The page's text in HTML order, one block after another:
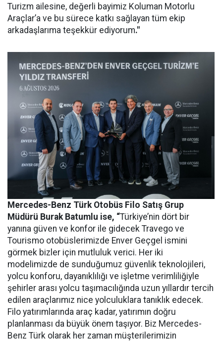
Turizm ailesine, değerli bayimiz Koluman Motorlu
Araçlar’a ve bu sürece katkı sağlayan tüm ekip
arkadaşlarıma teşekkür ediyorum."
Mercedes-Benz Türk Otobüs Filo Satış Grup
Müdürü Burak Batumlu ise, “Türkiye’nin dört bir
yanına güven ve konfor ile gidecek Travego ve
Tourismo otobüslerimizde Enver Geçgel ismini
görmek bizler için mutluluk verici. Her iki
modelimizde de sunduğumuz güvenlik teknolojileri,
yolcu konforu, dayanıklılığı ve işletme verimliliğiyle
şehirler arası yolcu taşımacılığında uzun yıllardır tercih
edilen araçlarımız nice yolculuklara tanıklık edecek.
Filo yatırımlarında araç kadar, yatırımın doğru
planlanması da büyük önem taşıyor. Biz Mercedes-
Benz Türk olarak her zaman müşterilerimizin